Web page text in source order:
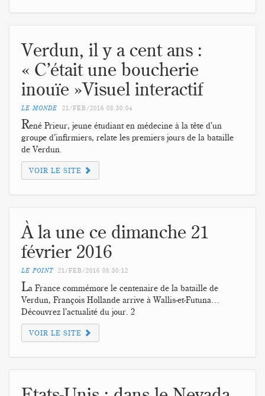
Verdun, il y a cent ans :
« C’était une boucherie
inouïe »Visuel interactif
LE MONDE 21/FEB/2016 08:30:04
René Prieur, jeune étudiant en médecine à la tête d’un
groupe d’infirmiers, relate les premiers jours de la bataille
de Verdun.
VOIR LE SITE
À la une ce dimanche 21
février 2016
LE POINT 21/FEB/2016 08:30:12
La France commémore le centenaire de la bataille de
Verdun, François Hollande arrive à Wallis-et-Futuna…
Découvrez l’actualité du jour. 2
VOIR LE SITE